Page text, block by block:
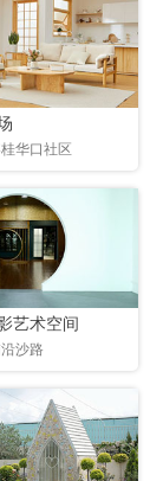
华口社区
艺术空间
沙路